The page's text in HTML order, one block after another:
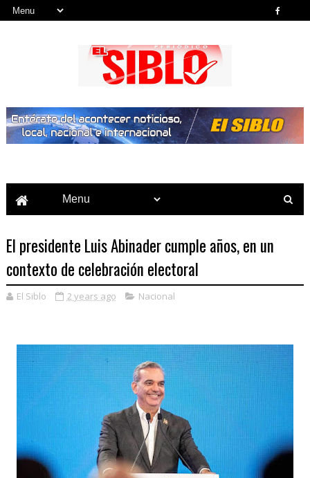
El presidente Luis Abinader cumple años, en un
contexto de celebración electoral
El Siblo 2 years ago Nacional